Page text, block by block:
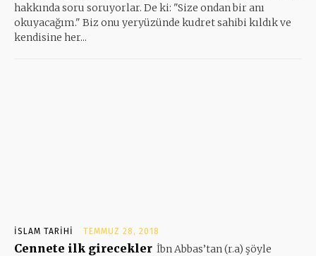
hakkında soru soruyorlar. De ki: "Size ondan bir anı
okuyacağım." Biz onu yeryüzünde kudret sahibi kıldık ve
kendisine her...
İSLAM TARIHI TEMMUZ 28, 2018
Cennete ilk girecekler İbn Abbas’tan (r.a) şöyle